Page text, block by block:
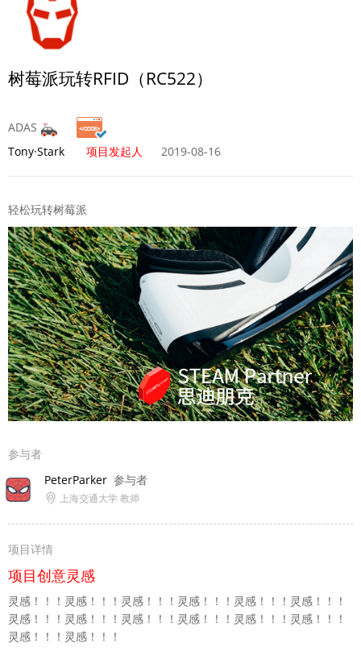
树莓派玩转RFID（RC522）
ADAS
Tony·Stark
项目发起人 2019-08-16
轻松玩转树莓派
参与者
PeterParker 参与者
上海交通大学 教师
项目详情
项目创意灵感
灵感！！！灵感！！！灵感！！！灵感！！！灵感！！！灵感！！！
灵感！！！灵感！！！灵感！！！灵感！！！灵感！！！灵感！！！
灵感！！！灵感！！！